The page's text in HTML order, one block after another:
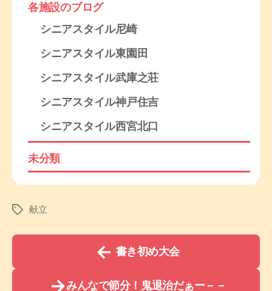
各施設のブログ
シニアスタイル尼崎
シニアスタイル東園田
シニアスタイル武庫之荘
シニアスタイル神戸住吉
シニアスタイル西宮北口
未分類
タ
献立
← 書き初め大会
→みんなで節分！鬼退治だぁー－－